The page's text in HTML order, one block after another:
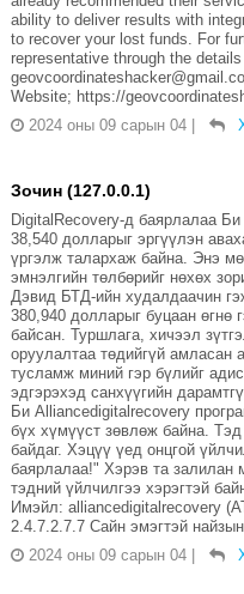
ability to deliver results with
to recover your lost funds. For
representative through the
Website; https://
2024 оны 09 сарын 04 |
Зочин (127.0.0.1)
DigitalRecovery-д баярлалаа
38,540 долларыг эргүүлэн
үргэлж талархаж байна. Энэ
эмнэлгийн төлбөрийг нөхөх
Дэвид БТД-ийн худалдаачин
380,940 долларыг буцаан өгнө
байсан. Туршлага, хичээл
оруулалтаа төдийгүй амласан
тусламж миний гэр бүлийг
эдгэрэхэд санхүүгийн
Би Alliancedigitalrecovery
бүх хүмүүст зөвлөж байна.
байдаг. Хэцүү үед онцгой
баярлалаа!" Хэрэв та залилан
тэдний үйлчилгээ хэрэгтэй
Имэйл: alliancedigitalrecovery
2.4.7.2.7.7 Сайн эмэгтэй
2024 оны 09 сарын 04 |